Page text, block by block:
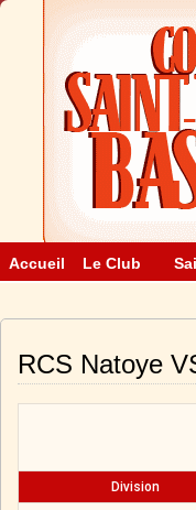
Accueil Le Club
RCS Natoye
Division